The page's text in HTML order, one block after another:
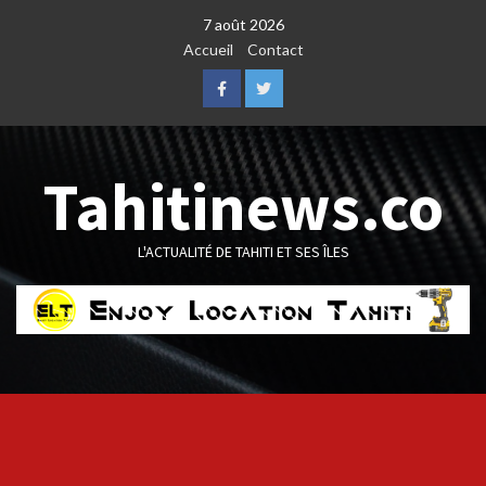
7 août 2026
Accueil
Contact
FacebookTwitter
Tahitinews.co
L'ACTUALITÉ DE TAHITI ET SES ÎLES